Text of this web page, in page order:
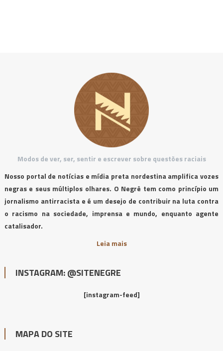
Modos de ver, ser, sentir e escrever sobre questões raciais
Nosso portal de notícias e mídia preta nordestina amplifica vozes
negras e seus múltiplos olhares. O Negrê tem como princípio um
jornalismo antirracista e é um desejo de contribuir na luta contra
o racismo na sociedade, imprensa e mundo, enquanto agente
catalisador.
Leia mais
INSTAGRAM: @SITENEGRE
[instagram-feed]
MAPA DO SITE